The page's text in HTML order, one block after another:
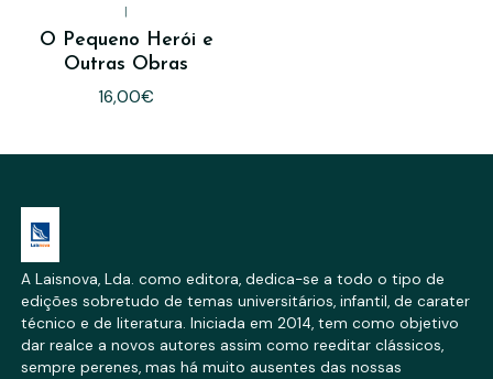
|
O Pequeno Herói e
Outras Obras
16,00€
A Laisnova, Lda. como editora, dedica-se a todo o tipo de
edições sobretudo de temas universitários, infantil, de carater
técnico e de literatura. Iniciada em 2014, tem como objetivo
dar realce a novos autores assim como reeditar clássicos,
sempre perenes, mas há muito ausentes das nossas